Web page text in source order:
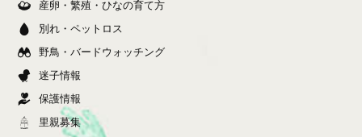
産卵・繁殖・ひなの育て方
別れ・ペットロス
野鳥・バードウォッチング
迷子情報
保護情報
里親募集